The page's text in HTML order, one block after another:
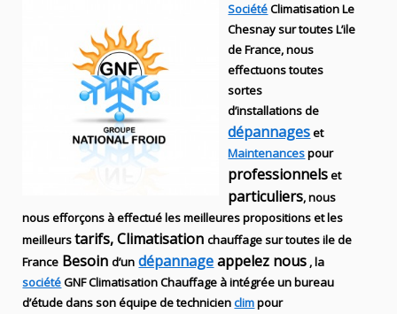
SociétéClimatisation Le
Chesnay sur toutes L’ile
de France, nous
effectuons toutes
sortes
d’installationsde
dépannageset
Maintenancespour
professionnelset
particuliers, nous
nous efforçons à effectué les meilleures propositions et les
meilleurstarifs, Climatisationchauffage sur toutes ile de
France Besoind’un dépannageappelez nous , la
sociétéGNFClimatisation Chauffage à intégrée un bureau
d’étude dans son équipe de technicienclimpour